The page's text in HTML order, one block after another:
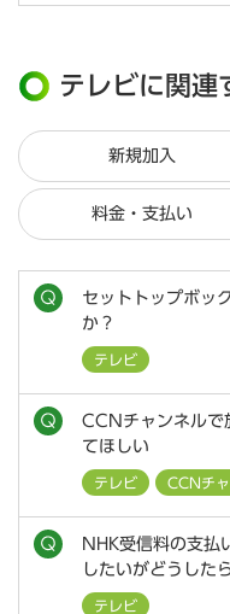
テレビに関連
新規加入
料金・支払い
セットトップボッ
か？
テレビ
CCNチャンネルで
てほしい
テレビ CCNチ
NHK受信料の支払
したいがどうした
テレビ